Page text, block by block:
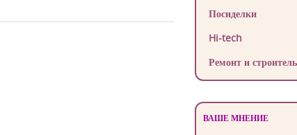
Посиделки
Hi-tech
Ремонт и
ВАШЕ МНЕНИЕ